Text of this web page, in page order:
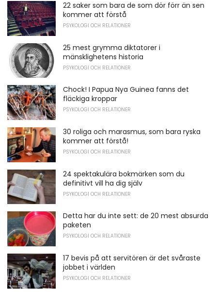
22 saker som bara de som dör förr än sen
kommer att förstå
PSYKOLOGI OCH RELATIONER
25 mest grymma diktatorer i
mänsklighetens historia
PSYKOLOGI OCH RELATIONER
Chock! I Papua Nya Guinea fanns det
fläckiga kroppar
PSYKOLOGI OCH RELATIONER
30 roliga och marasmus, som bara ryska
kommer att förstå!
PSYKOLOGI OCH RELATIONER
24 spektakulära bokmärken som du
definitivt vill ha dig själv
PSYKOLOGI OCH RELATIONER
Detta har du inte sett: de 20 mest absurda
paketen
PSYKOLOGI OCH RELATIONER
17 bevis på att servitören är det svåraste
jobbet i världen
PSYKOLOGI OCH RELATIONER